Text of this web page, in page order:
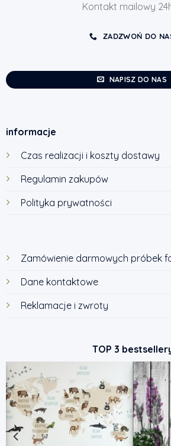
Kontakt mailowy
ZADZWOŃ DO
NAPISZ DO NAS
informacje
Czas realizacji i koszty dostawy
Regulamin zakupów
Polityka prywatności
Zamówienie darmowych próbek
Dane kontaktowe
Reklamacje i zwroty
TOP 3